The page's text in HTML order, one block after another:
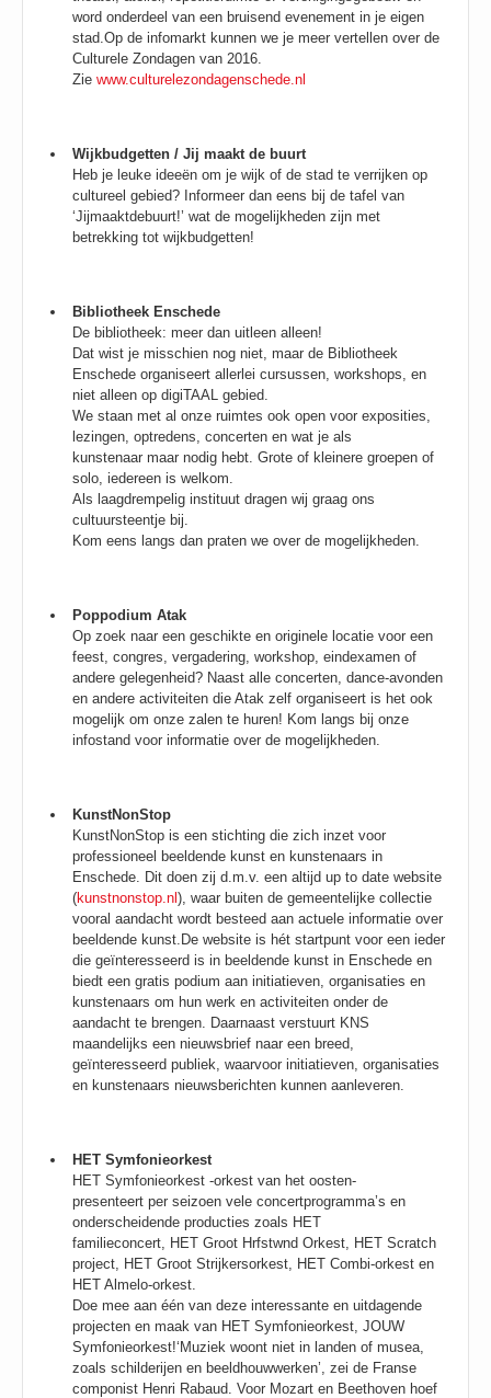
word onderdeel van een bruisend evenement in je eigen
stad.Op de infomarkt kunnen we je meer vertellen over de
Culturele Zondagen van 2016.
Zie www.culturelezondagenschede.nl
Wijkbudgetten / Jij maakt de buurt
Heb je leuke ideeën om je wijk of de stad te verrijken op
cultureel gebied? Informeer dan eens bij de tafel van
‘Jijmaaktdebuurt!’ wat de mogelijkheden zijn met
betrekking tot wijkbudgetten!
Bibliotheek Enschede
De bibliotheek: meer dan uitleen alleen!
Dat wist je misschien nog niet, maar de Bibliotheek
Enschede organiseert allerlei cursussen, workshops, en
niet alleen op digiTAAL gebied.
We staan met al onze ruimtes ook open voor exposities,
lezingen, optredens, concerten en wat je als
kunstenaar maar nodig hebt. Grote of kleinere groepen of
solo, iedereen is welkom.
Als laagdrempelig instituut dragen wij graag ons
cultuursteentje bij.
Kom eens langs dan praten we over de mogelijkheden.
Poppodium Atak
Op zoek naar een geschikte en originele locatie voor een
feest, congres, vergadering, workshop, eindexamen of
andere gelegenheid? Naast alle concerten, dance-avonden
en andere activiteiten die Atak zelf organiseert is het ook
mogelijk om onze zalen te huren! Kom langs bij onze
infostand voor informatie over de mogelijkheden.
KunstNonStop
KunstNonStop is een stichting die zich inzet voor
professioneel beeldende kunst en kunstenaars in
Enschede. Dit doen zij d.m.v. een altijd up to date website
(kunstnonstop.nl ), waar buiten de gemeentelijke collectie
vooral aandacht wordt besteed aan actuele informatie over
beeldende kunst.De website is hét startpunt voor een ieder
die geïnteresseerd is in beeldende kunst in Enschede en
biedt een gratis podium aan initiatieven, organisaties en
kunstenaars om hun werk en activiteiten onder de
aandacht te brengen. Daarnaast verstuurt KNS
maandelijks een nieuwsbrief naar een breed,
geïnteresseerd publiek, waarvoor initiatieven, organisaties
en kunstenaars nieuwsberichten kunnen aanleveren.
HET Symfonieorkest
HET Symfonieorkest -orkest van het oosten-
presenteert per seizoen vele concertprogramma’s en
onderscheidende producties zoals HET
familieconcert, HET Groot Hrfstwnd Orkest, HET Scratch
project, HET Groot Strijkersorkest, HET Combi-orkest en
HET Almelo-orkest.
Doe mee aan één van deze interessante en uitdagende
projecten en maak van HET Symfonieorkest, JOUW
Symfonieorkest!‘Muziek woont niet in landen of musea,
zoals schilderijen en beeldhouwwerken’, zei de Franse
componist Henri Rabaud. Voor Mozart en Beethoven hoef